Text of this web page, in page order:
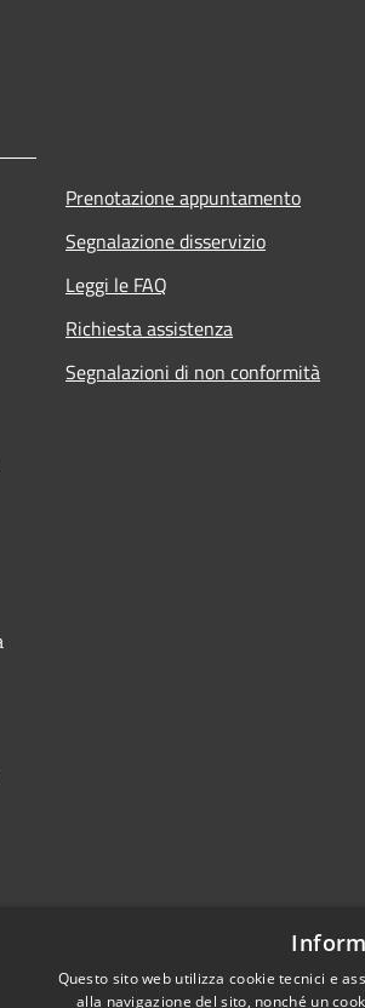
Prenotazione appuntamento
Segnalazione disservizio
Leggi le FAQ
Richiesta assistenza
Segnalazioni di non conformità
Questo sito web utilizza cookie tecnici e
alla navigazione del sito, nonché un